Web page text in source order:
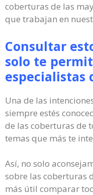
coberturas de las
que trabajan en
Consultar
solo te
especialistas
Una de las
siempre estés
de las coberturas de
temas que más te
Así, no solo
sobre las coberturas
más útil comparar